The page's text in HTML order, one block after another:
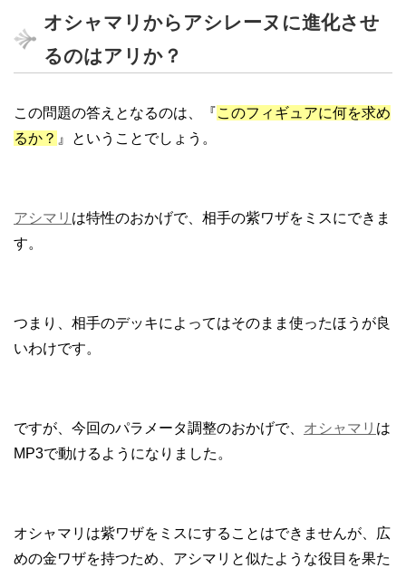
オシャマリからアシレーヌに進化させ
るのはアリか？
この問題の答えとなるのは、『このフィギュアに何を求め
るか？ 』ということでしょう。
アシマリ は特性のおかげで、相手の紫ワザをミスにできま
す。
つまり、相手のデッキによってはそのまま使ったほうが良
いわけです。
ですが、今回のパラメータ調整のおかげで、 オシャマリ は
MP3で動けるようになりました。
オシャマリは紫ワザをミスにすることはできませんが、広
めの金ワザを持つため、アシマリと似たような役目を果た